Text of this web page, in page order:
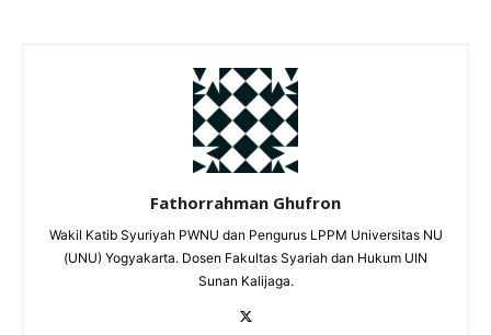
Fathorrahman Ghufron
Wakil Katib Syuriyah PWNU dan Pengurus LPPM Universitas NU
(UNU) Yogyakarta. Dosen Fakultas Syariah dan Hukum UIN
Sunan Kalijaga.